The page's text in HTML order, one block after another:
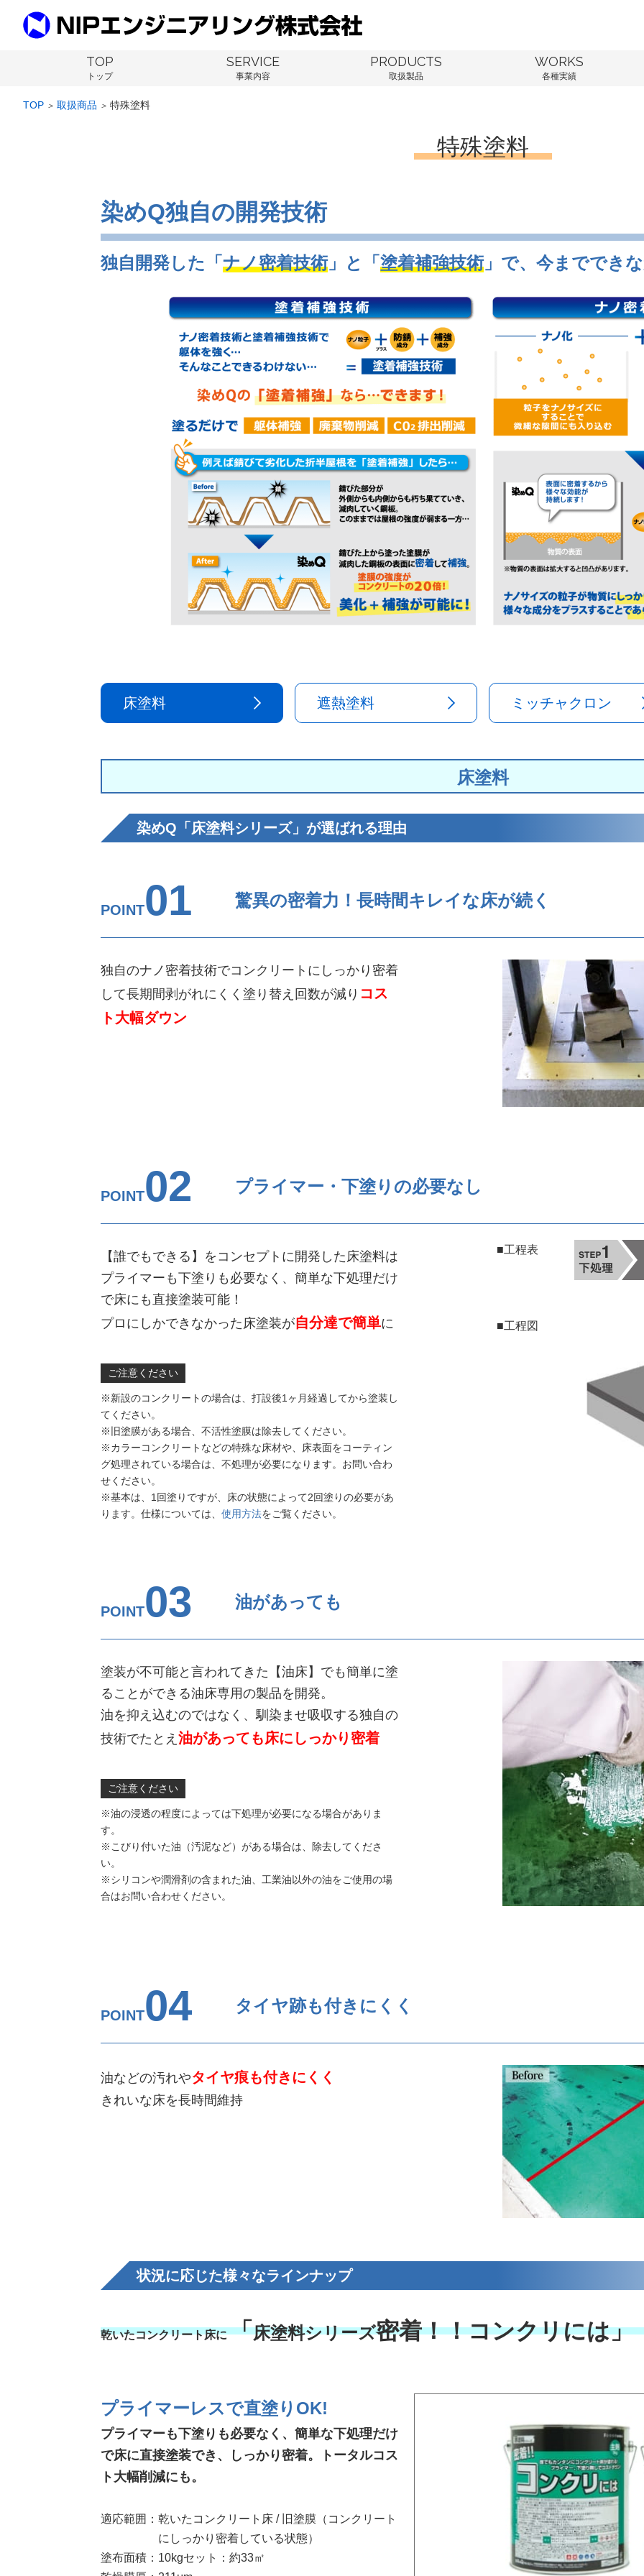
TOP
トップ
SERVICE
事業内容
PRODUCTS
取扱製品
WORKS
各種実績
TOP ＞ 取扱商品 ＞ 特殊塗料
特殊塗料
染めQ独自の開発技術
独自開発した「 ナノ密着技術」と「 塗着補強技術」で、今まででき
床塗料 遮熱塗料 ミッチャクロン
床塗料
染めQ「床塗料シリーズ」が選ばれる理由
POINT01 驚異の密着力！長時間キレイな床が続く
独自のナノ密着技術でコンクリートにしっかり密着
して長期間剥がれにくく塗り替え回数が減り コス
ト大幅ダウン
POINT02 プライマー・下塗りの必要なし
【誰でもできる】をコンセプトに開発した床塗料は
プライマーも下塗りも必要なく、簡単な下処理だけ
で床にも直接塗装可能！
プロにしかできなかった床塗装が自分達で簡単に
ご注意ください
※新設のコンクリートの場合は、打設後1ヶ月経過してから塗装し
てください。
※旧塗膜がある場合、不活性塗膜は除去してください。
※カラーコンクリートなどの特殊な床材や、床表面をコーティン
グ処理されている場合は、不処理が必要になります。お問い合わ
せください。
※基本は、1回塗りですが、床の状態によって2回塗りの必要があ
ります。仕様については、 使用方法をご覧ください。
■工程表
■工程図
POINT03 油があっても
塗装が不可能と言われてきた【油床】でも簡単に塗
ることができる油床専用の製品を開発。
油を抑え込むのではなく、馴染ませ吸収する独自の
技術でたとえ 油があっても床にしっかり密着
ご注意ください
※油の浸透の程度によっては下処理が必要になる場合がありま
す。
※こびり付いた油（汚泥など）がある場合は、除去してくださ
い。
※シリコンや潤滑剤の含まれた油、工業油以外の油をご使用の場
合はお問い合わせください。
POINT04 タイヤ跡も付きにくく
油などの汚れやタイヤ痕も付きにくく
きれいな床を長時間維持
状況に応じた様々なラインナップ
乾いたコンクリート床に 「床塗料シリーズ密着！！コンクリには」
プライマーレスで直塗りOK!
プライマーも下塗りも必要なく、簡単な下処理だけ
で床に直接塗装でき、しっかり密着。トータルコス
ト大幅削減にも。
適応範囲： 乾いたコンクリート床 / 旧塗膜（コンクリート
にしっかり密着している状態）
塗布面積： 10kgセット：約33㎡